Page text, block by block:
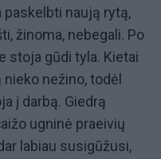
paskelbti naują rytą,
žinoma, nebegali. Po
stoja gūdi tyla. Kietai
nežino, todėl
į darbą. Giedrą
ugninė praeivių
labiau susigūžusi,